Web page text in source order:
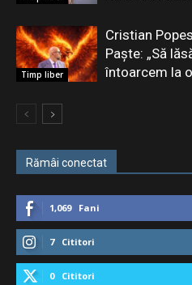
Timp liber
Cristian
Paște: „Să
întoarcem la
Rămâi conectat
1,069 Fani
7 Cititori
0 Cititori